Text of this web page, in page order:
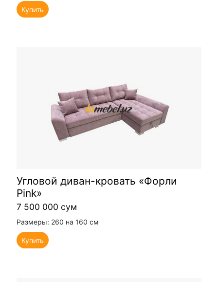
Купить
Угловой диван-кровать «Форли
Pink»
7 500 000 сум
Размеры: 260 на 160 см
Купить